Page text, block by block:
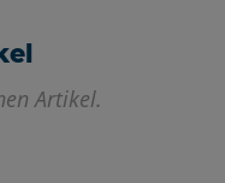
Artikel.